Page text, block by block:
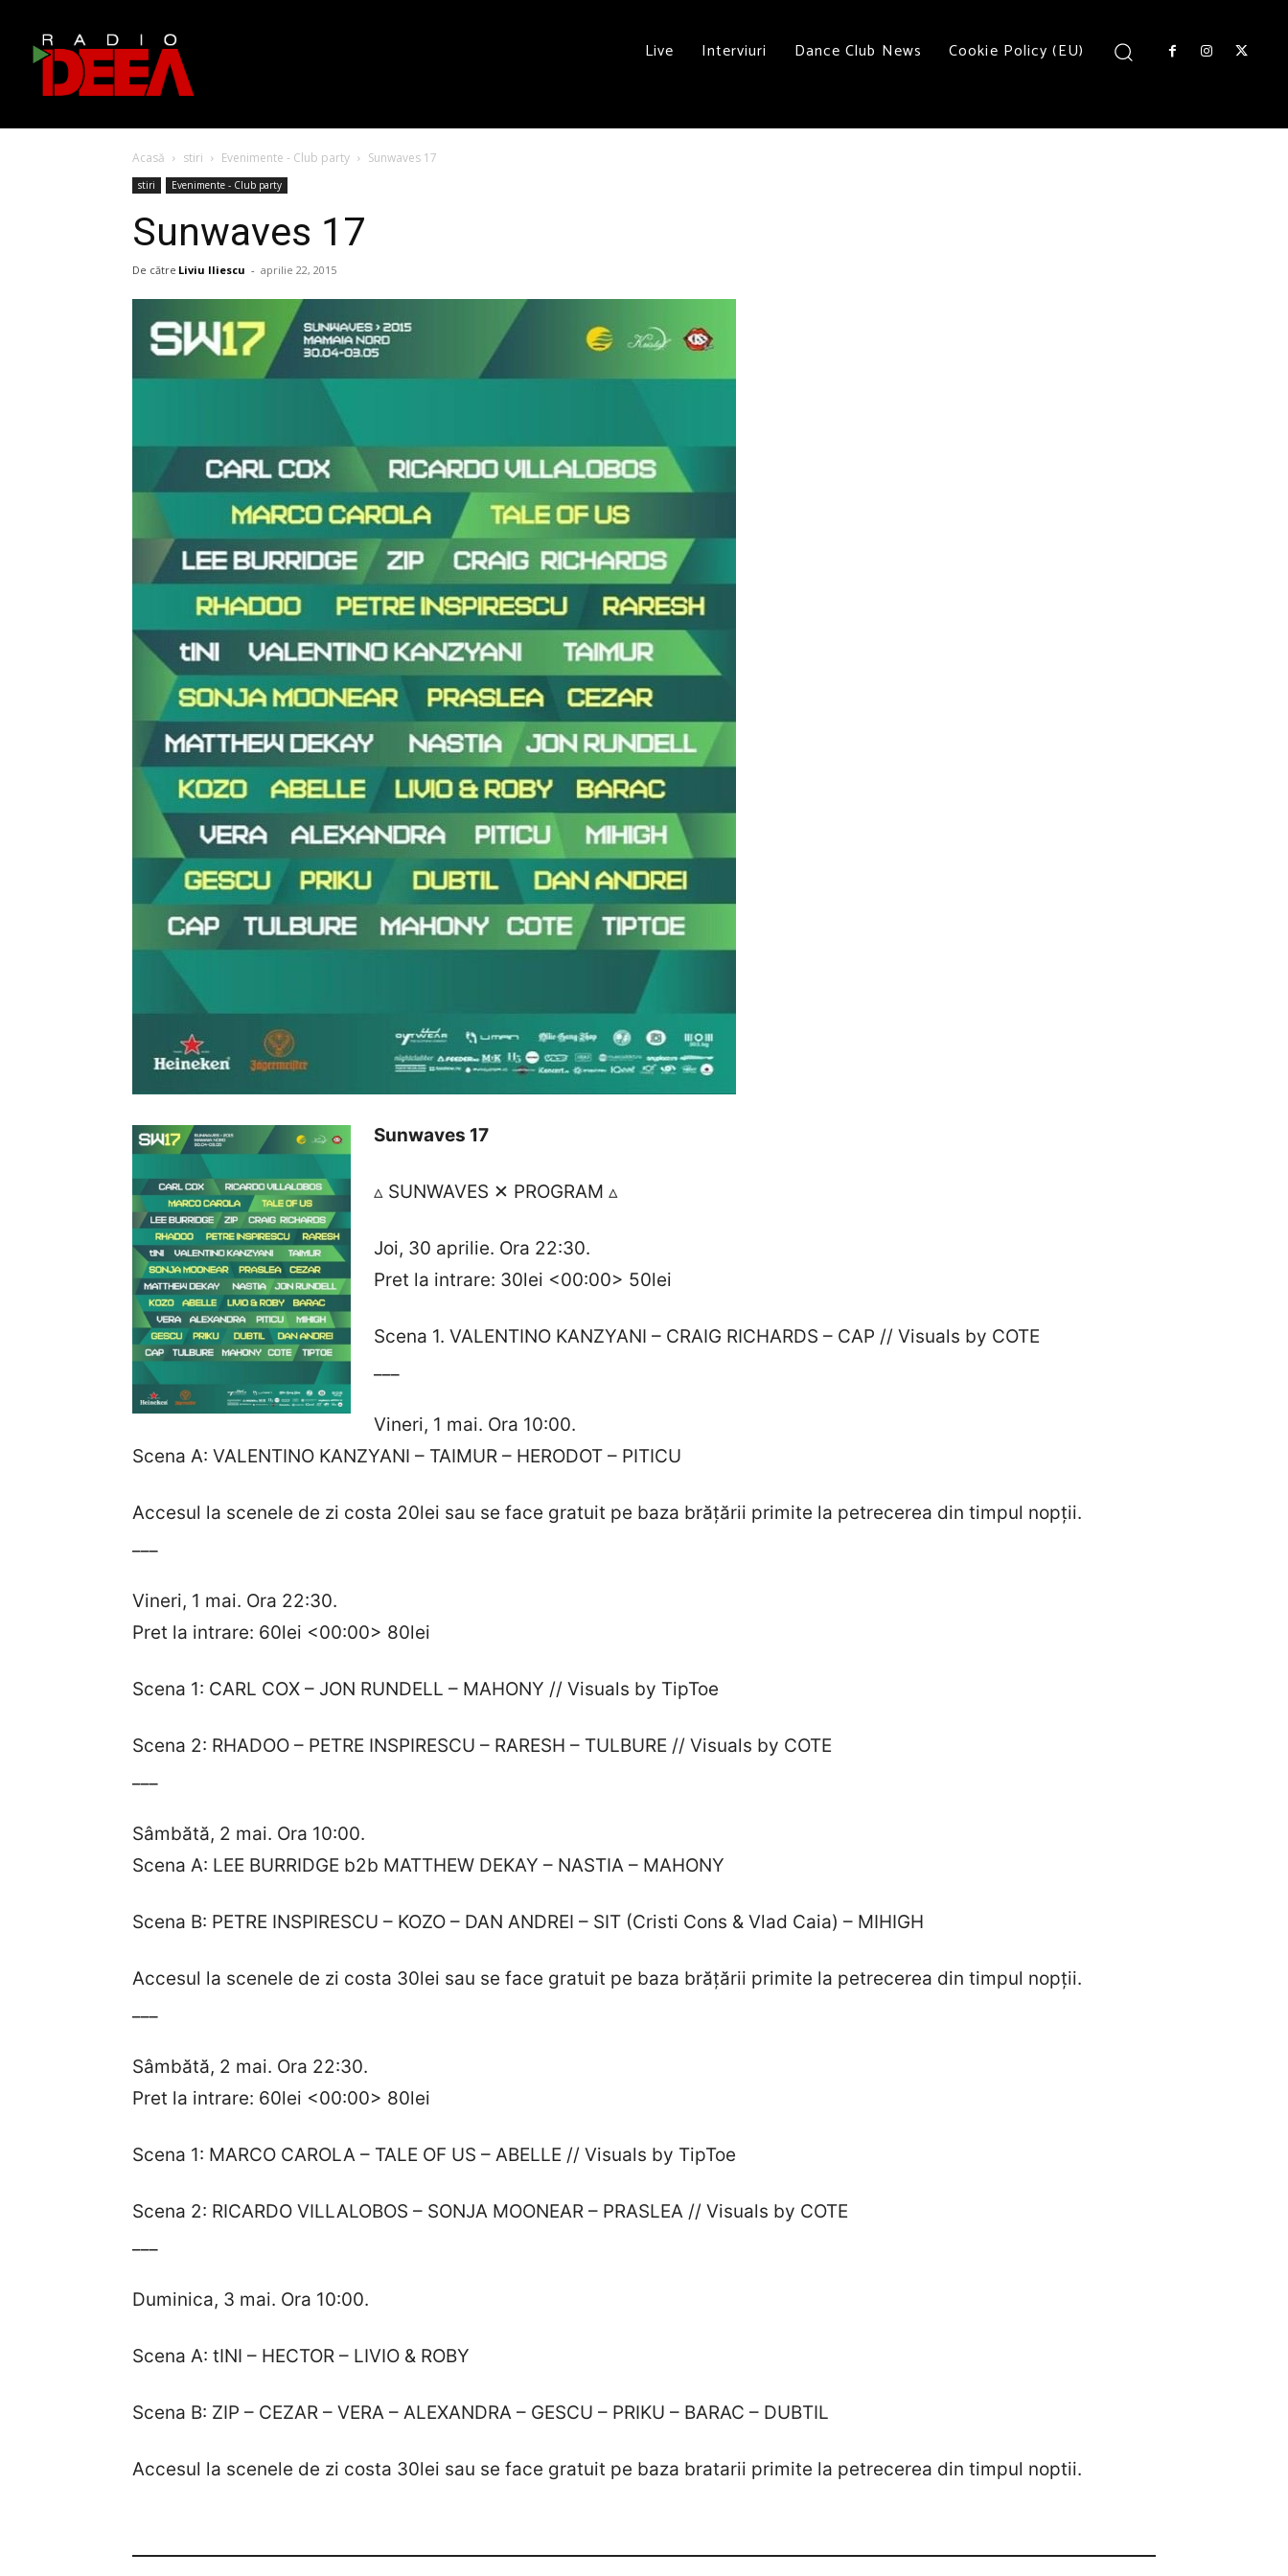
Live Interviuri Dance Club News Cookie Policy (EU)
Acasă stiri Evenimente - Club party Sunwaves 17
stiri Evenimente - Club party
Sunwaves 17
De către Liviu Iliescu - aprilie 22, 2015
Sunwaves 17
▵ SUNWAVES ✕ PROGRAM ▵
Joi, 30 aprilie. Ora 22:30.
Pret la intrare: 30lei <00:00> 50lei
Scena 1. VALENTINO KANZYANI – CRAIG RICHARDS – CAP // Visuals by COTE
Vineri, 1 mai. Ora 10:00.
Scena A: VALENTINO KANZYANI – TAIMUR – HERODOT – PITICU
Accesul la scenele de zi costa 20lei sau se face gratuit pe baza brățării primite la petrecerea din timpul nopții.
Vineri, 1 mai. Ora 22:30.
Pret la intrare: 60lei <00:00> 80lei
Scena 1: CARL COX – JON RUNDELL – MAHONY // Visuals by TipToe
Scena 2: RHADOO – PETRE INSPIRESCU – RARESH – TULBURE // Visuals by COTE
Sâmbătă, 2 mai. Ora 10:00.
Scena A: LEE BURRIDGE b2b MATTHEW DEKAY – NASTIA – MAHONY
Scena B: PETRE INSPIRESCU – KOZO – DAN ANDREI – SIT (Cristi Cons & Vlad Caia) – MIHIGH
Accesul la scenele de zi costa 30lei sau se face gratuit pe baza brățării primite la petrecerea din timpul nopții.
Sâmbătă, 2 mai. Ora 22:30.
Pret la intrare: 60lei <00:00> 80lei
Scena 1: MARCO CAROLA – TALE OF US – ABELLE // Visuals by TipToe
Scena 2: RICARDO VILLALOBOS – SONJA MOONEAR – PRASLEA // Visuals by COTE
Duminica, 3 mai. Ora 10:00.
Scena A: tINI – HECTOR – LIVIO & ROBY
Scena B: ZIP – CEZAR – VERA – ALEXANDRA – GESCU – PRIKU – BARAC – DUBTIL
Accesul la scenele de zi costa 30lei sau se face gratuit pe baza bratarii primite la petrecerea din timpul noptii.